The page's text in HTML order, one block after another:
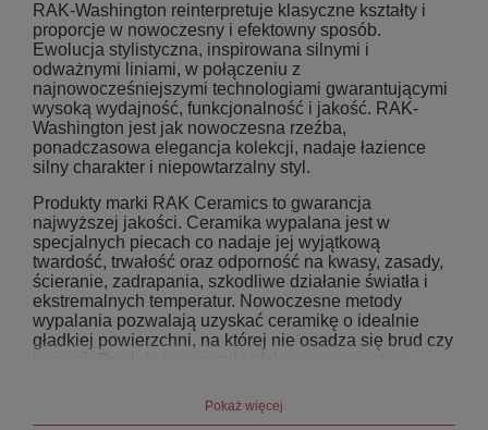
RAK-Washington reinterpretuje klasyczne kształty i
proporcje w nowoczesny i efektowny sposób.
Ewolucja stylistyczna, inspirowana silnymi i
odważnymi liniami, w połączeniu z
najnowocześniejszymi technologiami gwarantującymi
wysoką wydajność, funkcjonalność i jakość. RAK-
Washington jest jak nowoczesna rzeźba,
ponadczasowa elegancja kolekcji, nadaje łazience
silny charakter i niepowtarzalny styl.
Produkty marki RAK Ceramics to gwarancja
najwyższej jakości. Ceramika wypalana jest w
specjalnych piecach co nadaje jej wyjątkową
twardość, trwałość oraz odporność na kwasy, zasady,
ścieranie, zadrapania, szkodliwe działanie światła i
ekstremalnych temperatur. Nowoczesne metody
wypalania pozwalają uzyskać ceramikę o idealnie
gładkiej powierzchni, na której nie osadza się brud czy
kamień. Produkcja ceramiki sfokusowana jest na
przewyższające konkurencję o 33%. Wszystkie
produkty RAK Ceramics są w 100% biodegradowalne.
Pokaż więcej